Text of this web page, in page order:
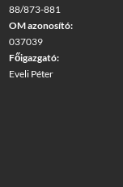
88/873-881
OM azonosító:
037039
Főigazgató:
Eveli Péter